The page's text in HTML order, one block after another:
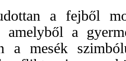
a fejből
amelyből a
a mesék